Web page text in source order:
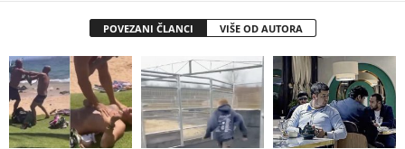
POVEZANI ČLANCI VIŠE OD AUTORA